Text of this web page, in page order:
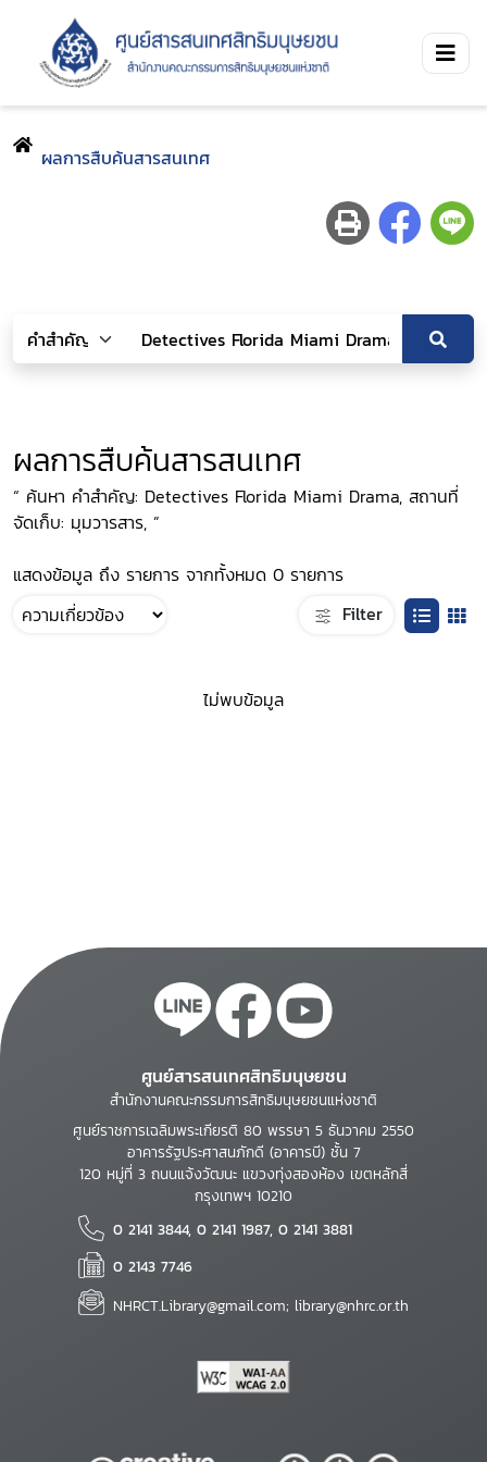
ผลการสืบค้นสารสนเทศ
ผลการสืบค้นสารสนเทศ
“ ค้นหา คำสำคัญ: Detectives Florida Miami Drama, สถานที่
จัดเก็บ: มุมวารสาร, ”
แสดงข้อมูล ถึง รายการ จากทั้งหมด 0 รายการ
Filter
ไม่พบข้อมูล
ศูนย์สารสนเทศสิทธิมนุษยชน
สำนักงานคณะกรรมการสิทธิมนุษยชนแห่งชาติ
ศูนย์ราชการเฉลิมพระเกียรติ 80 พรรษา 5 ธันวาคม 2550
อาคารรัฐประศาสนภักดี (อาคารบี) ชั้น 7
120 หมู่ที่ 3 ถนนแจ้งวัฒนะ แขวงทุ่งสองห้อง เขตหลักสี่
กรุงเทพฯ 10210
0 2141 3844, 0 2141 1987, 0 2141 3881
0 2143 7746
NHRCT.Library@gmail.com; library@nhrc.or.th